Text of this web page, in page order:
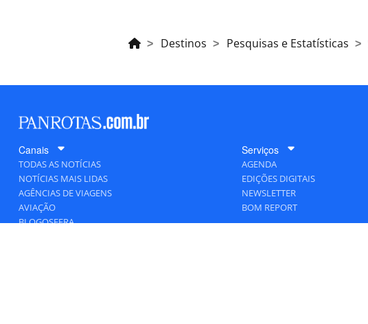
Destinos Pesquisas e Estatísticas
Canais
TODAS AS NOTÍCIAS
NOTÍCIAS MAIS LIDAS
AGÊNCIAS DE VIAGENS
AVIAÇÃO
BLOGOSFERA
Serviços
AGENDA
EDIÇÕES DIGITAIS
NEWSLETTER
BOM REPORT